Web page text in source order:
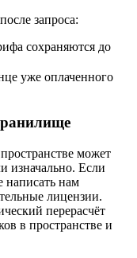
запроса:
сохраняются до
уже оплаченного
может
изначально. Если
написать нам
лицензии.
перерасчёт
в пространстве и